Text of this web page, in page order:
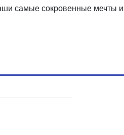
самые сокровенные мечты и